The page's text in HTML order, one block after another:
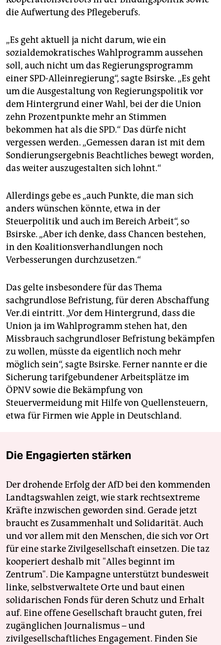
die Aufwertung des Pflegeberufs.
„Es geht aktuell ja nicht darum, wie ein
sozialdemokratisches Wahlprogramm aussehen
soll, auch nicht um das Regierungsprogramm
einer SPD-Alleinregierung“, sagte Bsirske. „Es geht
um die Ausgestaltung von Regierungspolitik vor
dem Hintergrund einer Wahl, bei der die Union
zehn Prozentpunkte mehr an Stimmen
bekommen hat als die SPD.“ Das dürfe nicht
vergessen werden. „Gemessen daran ist mit dem
Sondierungsergebnis Beachtliches bewegt worden,
das weiter auszugestalten sich lohnt.“
Allerdings gebe es „auch Punkte, die man sich
anders wünschen könnte, etwa in der
Steuerpolitik und auch im Bereich Arbeit“, so
Bsirske. „Aber ich denke, dass Chancen bestehen,
in den Koalitionsverhandlungen noch
Verbesserungen durchzusetzen.“
Das gelte insbesondere für das Thema
sachgrundlose Befristung, für deren Abschaffung
Ver.di eintritt. „Vor dem Hintergrund, dass die
Union ja im Wahlprogramm stehen hat, den
Missbrauch sachgrundloser Befristung bekämpfen
zu wollen, müsste da eigentlich noch mehr
möglich sein“, sagte Bsirske. Ferner nannte er die
Sicherung tarifgebundener Arbeitsplätze im
ÖPNV sowie die Bekämpfung von
Steuervermeidung mit Hilfe von Quellensteuern,
etwa für Firmen wie Apple in Deutschland.
Die Engagierten stärken
Der drohende Erfolg der AfD bei den kommenden
Landtagswahlen zeigt, wie stark rechtsextreme
Kräfte inzwischen geworden sind. Gerade jetzt
braucht es Zusammenhalt und Solidarität. Auch
und vor allem mit den Menschen, die sich vor Ort
für eine starke Zivilgesellschaft einsetzen. Die taz
kooperiert deshalb mit "Alles beginnt im
Zentrum". Die Kampagne unterstützt bundesweit
linke, selbstverwaltete Orte und baut einen
solidarischen Fonds für deren Schutz und Erhalt
auf. Eine offene Gesellschaft braucht guten, frei
zugänglichen Journalismus – und
zivilgesellschaftliches Engagement. Finden Sie